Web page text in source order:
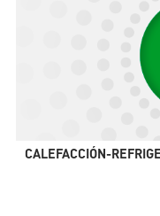
CALEFACCIÓN-